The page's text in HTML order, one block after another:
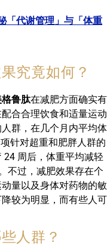
「代谢管理」与「体重
究竟如何？
鲁肽在减肥方面确实有
合合理饮食和适量运动
群，在几个月内平均体
针对超重和肥胖人群的
24 周后，体重平均减轻
不过，减肥效果存在个
量以及身体对药物的敏
较为明显，而有些人可
人群？